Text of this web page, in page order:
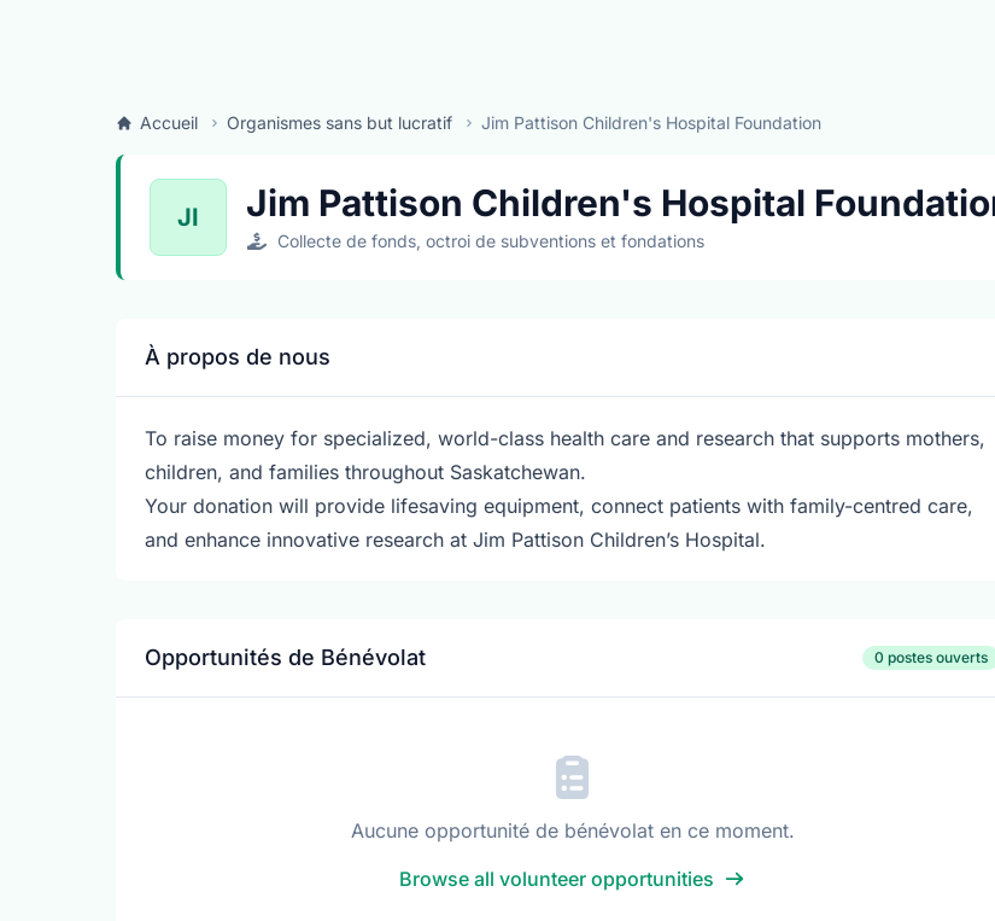
Accueil Organismes sans but lucratif Jim Pattison Children's Hospital Foundation
JI Jim Pattison Children's Hospital
Collecte de fonds, octroi de subventions et fondations
À propos de nous
To raise money for specialized, world-class health care and research that supports mothers,
children, and families throughout Saskatchewan.
Your donation will provide lifesaving equipment, connect patients with family-centred care,
and enhance innovative research at Jim Pattison Children’s Hospital.
Opportunités de Bénévolat 0 postes ouverts
Aucune opportunité de bénévolat en ce moment.
Browse all volunteer opportunities